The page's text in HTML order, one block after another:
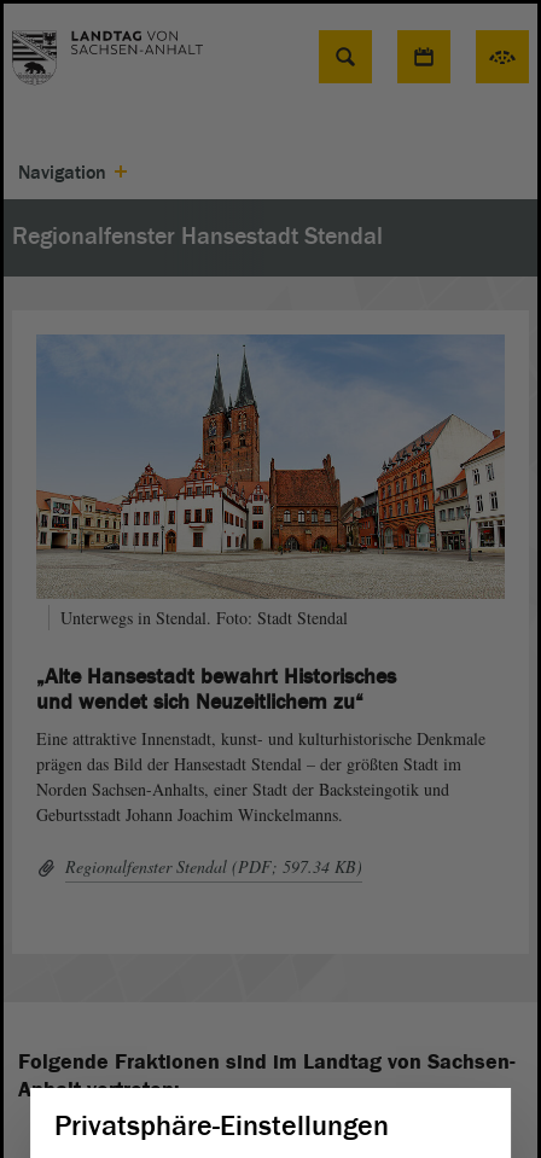
Suche
Navigation
Regionalfenster Hansestadt Stendal
Unterwegs in Stendal. Foto: Stadt Stendal
„Alte Hansestadt bewahrt Historisches
und wendet sich Neuzeitlichem zu“
Eine attraktive Innenstadt, kunst- und kulturhistorische Denkmale
prägen das Bild der Hansestadt Stendal – der größten Stadt im
Norden Sachsen-Anhalts, einer Stadt der Backsteingotik und
Geburtsstadt Johann Joachim Winckelmanns.
Regionalfenster Stendal (PDF; 597.34 KB)
Folgende Fraktionen sind im Landtag von Sachsen-
Anhalt vertreten:
Privatsphäre-Einstellungen